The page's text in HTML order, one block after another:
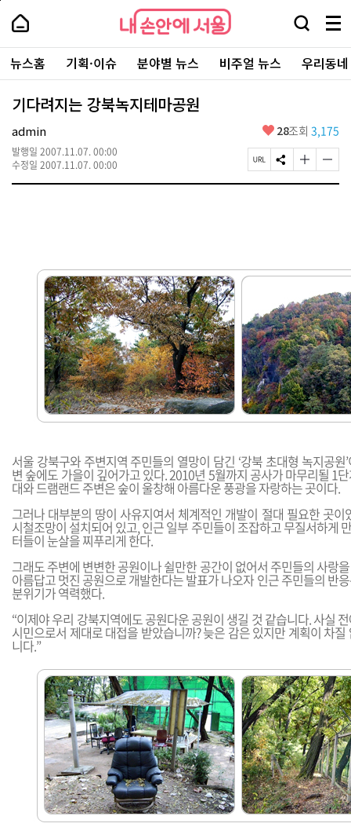
본
로
가
내
손
안
에
서
울
-
서
울
시
대
표
소
내
손
에
울
검
창
열
기
메
뉴
전
체
보
주
요
서
뉴스홈 기획·이슈 분야별 뉴스 비주얼 뉴스 우리동
기다려지는 강북녹지테마공원
admin
발행일 2007.11.07. 00:00
수정일 2007.11.07. 00:00
좋
요
28조회 3,175
페
이
S
N
글
자
하
글
자
하
서울 강북구와 주변지역 주민들의 열망이 담긴 ‘강북 초대형 녹지공원
변 숲에도 가을이 깊어가고 있다. 2010년 5월까지 공사가 마무리될 1
대와 드램랜드 주변은 숲이 울창해 아름다운 풍광을 자랑하는 곳이다.
그러나 대부분의 땅이 사유지여서 체계적인 개발이 절대 필요한 곳이
시철조망이 설치되어 있고, 인근 일부 주민들이 조잡하고 무질서하게
터들이 눈살을 찌푸리게 한다.
그래도 주변에 변변한 공원이나 쉴만한 공간이 없어서 주민들의 사랑
아름답고 멋진 공원으로 개발한다는 발표가 나오자 인근 주민들의 반
분위기가 역력했다.
“이제야 우리 강북지역에도 공원다운 공원이 생길 것 같습니다. 사실
시민으로서 제대로 대접을 받았습니까? 늦은 감은 있지만 계획이 차
니다.”
페
상
단
로